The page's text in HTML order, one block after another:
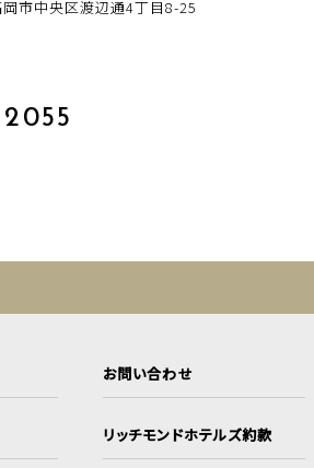
市中央区渡辺通4丁目8-25
お問い合わせ
リッチモンドホテルズ約款